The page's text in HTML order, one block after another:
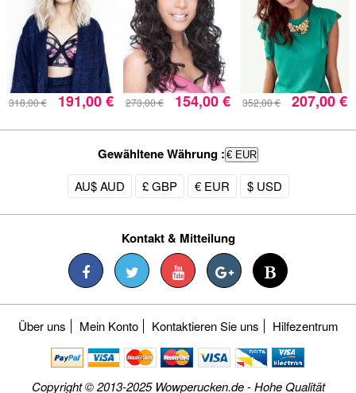
318,00 € 191,00 € 273,00 € 154,00 € 352,00 € 207,00 €
Gewähltene Währung : € EUR
AU$ AUD £ GBP € EUR $ USD
Kontakt & Mitteilung
Über uns Mein Konto Kontaktieren Sie uns Hilfezentrum
Copyright © 2013-2025 Wowperucken.de - Hohe Qualität